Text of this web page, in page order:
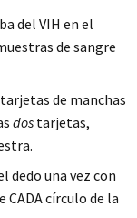
del VIH en el
de sangre
de manchas
dos tarjetas,
dedo una vez con
círculo de la